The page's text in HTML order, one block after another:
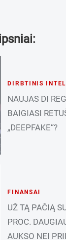
DIRBTINIS
NAUJAS DI
BAIGIASI
„DEEPFAKE“?
FINANSAI
UŽ TĄ PAČIĄ
PROC.
AUKSO NEI